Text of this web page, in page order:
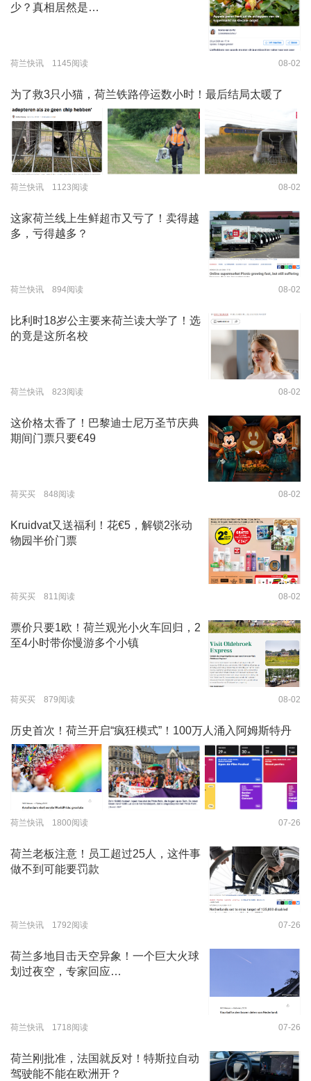
少？真相居然是…
荷兰快讯 1145阅读 08-02
为了救3只小猫，荷兰铁路停运数小时！最后结局太暖了
荷兰快讯 1123阅读 08-02
这家荷兰线上生鲜超市又亏了！卖得越
多，亏得越多？
荷兰快讯 894阅读 08-02
比利时18岁公主要来荷兰读大学了！选
的竟是这所名校
荷兰快讯 823阅读 08-02
这价格太香了！巴黎迪士尼万圣节庆典
期间门票只要€49
荷买买 848阅读 08-02
Kruidvat又送福利！花€5，解锁2张动
物园半价门票
荷买买 811阅读 08-02
票价只要1欧！荷兰观光小火车回归，2
至4小时带你慢游多个小镇
荷买买 879阅读 08-02
历史首次！荷兰开启“疯狂模式”！100万人涌入阿姆斯特丹
荷兰快讯 1800阅读 07-26
荷兰老板注意！员工超过25人，这件事
做不到可能要罚款
荷兰快讯 1792阅读 07-26
荷兰多地目击天空异象！一个巨大火球
划过夜空，专家回应…
荷兰快讯 1718阅读 07-26
荷兰刚批准，法国就反对！特斯拉自动
驾驶能不能在欧洲开？